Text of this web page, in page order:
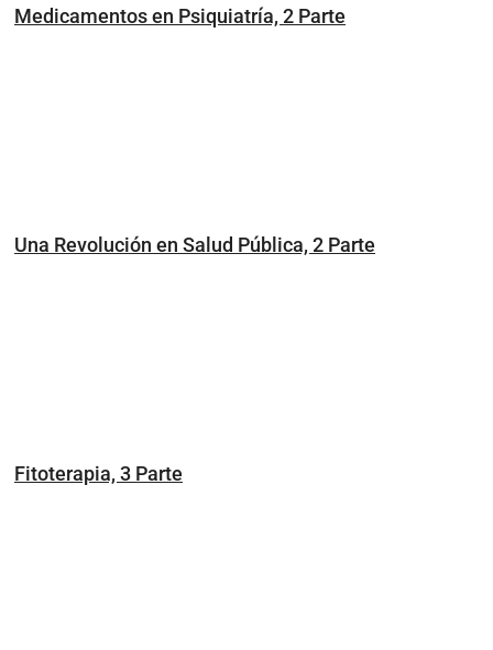
Medicamentos en Psiquiatría, 2 Parte
Una Revolución en Salud Pública, 2 Parte
Fitoterapia, 3 Parte